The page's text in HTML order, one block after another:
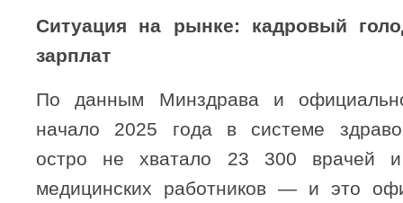
Ситуация на рынке: кадровый
зарплат
По данным Минздрава и
начало 2025 года в системе
остро не хватало 23 300 врачей
медицинских работников — и это